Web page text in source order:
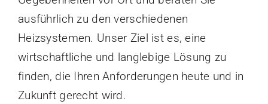
ausführlich zu den verschiedenen
Heizsystemen. Unser Ziel ist es, eine
wirtschaftliche und langlebige Lösung zu
finden, die Ihren Anforderungen heute und in
Zukunft gerecht wird.